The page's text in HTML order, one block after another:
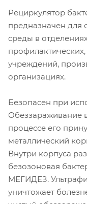
Рециркулятор
предназначен для
среды в
учреждений,
организациях.
Безопасен при
Обеззараживание
процессе его
металлический
Внутри корпуса
безозоновая
МЕГИДЕЗ.
уничтожает